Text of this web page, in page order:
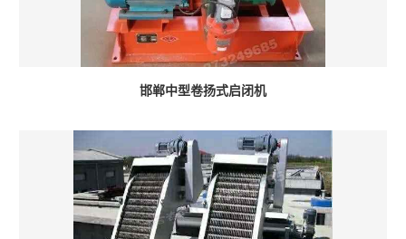
邯郸中型卷扬式启闭机